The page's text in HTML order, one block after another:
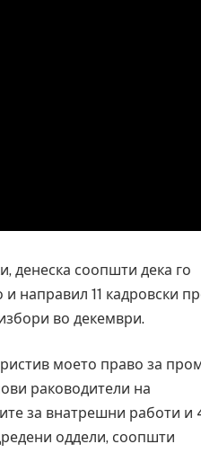
денеска соопшти дека го
направил 11 кадровски
во декември.
моето право за
раководители на
за внатрешни работи и
оддели, соопшти